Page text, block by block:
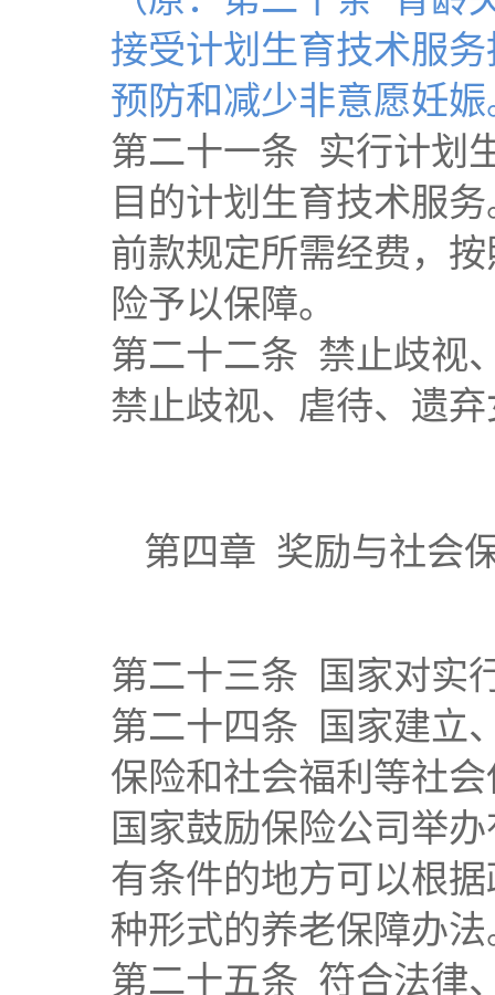
接受计划生育技术服
预防和减少非意愿妊
第二十一条 实行计划
目的计划生育技术服
前款规定所需经费，
险予以保障。
第二十二条 禁止歧视
禁止歧视、虐待、遗
第四章 奖励与社会
第二十三条 国家对实
第二十四条 国家建立
保险和社会福利等社
国家鼓励保险公司举
有条件的地方可以根
种形式的养老保障办法
第二十五条 符合法律